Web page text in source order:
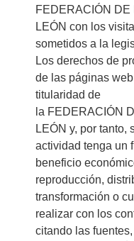
FEDERACIÓN
LEÓN con los
sometidos a la
Los derechos de
de las páginas
titularidad de
la FEDERACIÓN
LEÓN y, por tanto,
actividad tenga un
beneficio
reproducción,
transformación o
realizar con los
citando las